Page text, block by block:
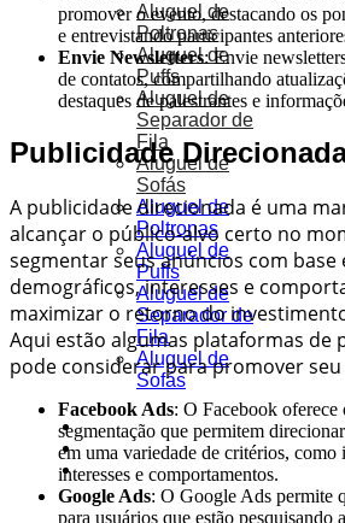
Aluguel de
Poltronas
Aluguel de
Puffs
Aluguel de
Separador de
Fila
Aluguel de
Sofás
Aluguel de
Poltronas
Aluguel de
Puffs
Aluguel de
Separador de
Fila
Aluguel de
Sofás
Portfólio
Blog
Orçamento
promover o evento, destacando os
e entrevistando participantes
Envie Newsletters: Envie
de contatos, compartilhando
destaques de palestrantes e
Publicidade
A publicidade direcionada é uma
alcançar o público-alvo certo no
segmentar seus anúncios com base
demográficos, interesses e
maximizar o retorno do
Aqui estão algumas plataformas de
pode considerar para promover seu
Facebook Ads: O Facebook oferece
segmentação que permitem
em uma variedade de critérios, como
interesses e comportamentos.
Google Ads: O Google Ads permite
para usuários que estão pesquisando